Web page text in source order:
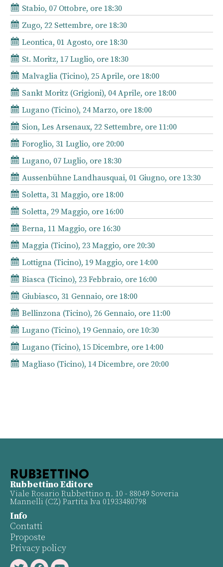
Stabio, 07 Ottobre, ore 18:30
Zugo, 22 Settembre, ore 18:30
Leontica, 01 Agosto, ore 18:30
St. Moritz, 17 Luglio, ore 18:30
Malvaglia (Ticino), 25 Aprile, ore 18:00
Sankt Moritz (Grigioni), 04 Aprile, ore 18:00
Lugano (Ticino), 24 Marzo, ore 18:00
Sion, Les Arsenaux, 22 Settembre, ore 11:00
Foroglio, 31 Luglio, ore 20:00
Lugano, 07 Luglio, ore 18:30
Aussenbühne Landhausquai, 01 Giugno, ore 13:30
Soletta, 31 Maggio, ore 18:00
Soletta, 29 Maggio, ore 16:00
Berna, 11 Maggio, ore 16:30
Maggia (Ticino), 23 Maggio, ore 20:30
Lottigna (Ticino), 19 Maggio, ore 14:00
Biasca (Ticino), 23 Febbraio, ore 16:00
Giubiasco, 31 Gennaio, ore 18:00
Bellinzona (Ticino), 26 Gennaio, ore 11:00
Lugano (Ticino), 19 Gennaio, ore 10:30
Lugano (Ticino), 15 Dicembre, ore 14:00
Magliaso (Ticino), 14 Dicembre, ore 20:00
Rubbettino Editore
Viale Rosario Rubbettino n. 10 - 88049 Soveria
Mannelli (CZ) Partita Iva 01933480798
Info
Contatti
Proposte
Privacy policy